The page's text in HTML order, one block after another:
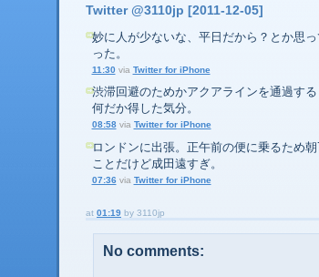
Twitter @3110jp [2011-12-05]
妙に人が少ないな、平日だから？とか思
った。
11:30 via Twitter for iPhone
渋滞回避のためかアクアラインを通過する
何だか得した気分。
08:58 via Twitter for iPhone
ロンドンに出張。正午前の便に乗るため
ことだけど成田遠すぎ。
07:36 via Twitter for iPhone
at 01:19 by 3110jp
No comments: